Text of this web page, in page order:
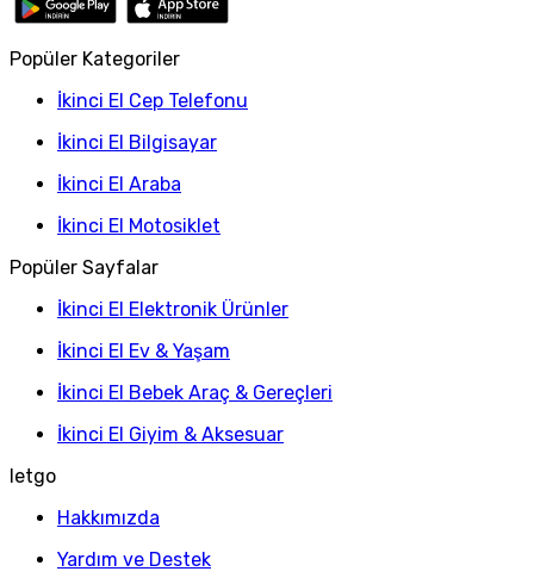
Popüler Kategoriler
İkinci El Cep Telefonu
İkinci El Bilgisayar
İkinci El Araba
İkinci El Motosiklet
Popüler Sayfalar
İkinci El Elektronik Ürünler
İkinci El Ev & Yaşam
İkinci El Bebek Araç & Gereçleri
İkinci El Giyim & Aksesuar
letgo
Hakkımızda
Yardım ve Destek